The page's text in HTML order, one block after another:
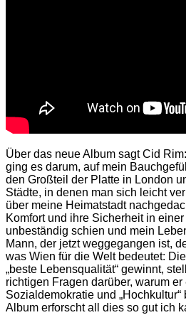
Über das neue Album sagt Cid
ging es darum, auf mein
den Großteil der Platte in London
Städte, in denen man sich leicht
über meine Heimatstadt
Komfort und ihre Sicherheit in
unbeständig schien und mein
Mann, der jetzt weggegangen ist,
was Wien für die Welt bedeutet:
„beste Lebensqualität“ gewinnt,
richtigen Fragen darüber, warum
Sozialdemokratie und
Album erforscht all dies so gut ich